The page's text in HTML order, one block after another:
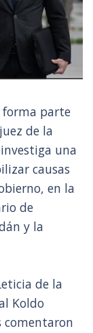
forma parte
de la
una
causas
en la
de
y la
de la
Koldo
comentaron